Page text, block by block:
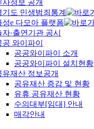
사정보 공개
기도 민생범죄통계
성e 다모아 플랫폼
자·출연기관 공시
공 와이파이
공공와이파이 소개
공공와이파이 설치현황
유재산 정보공개
공유재산 증감 및 현황
유휴 공유재산 현황
수의대부[임대] 안내
매각안내